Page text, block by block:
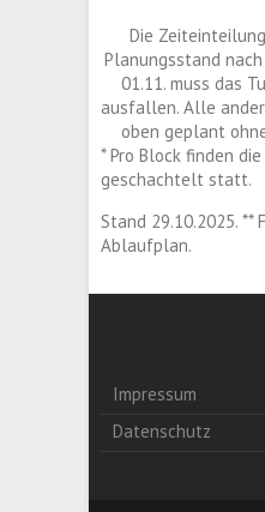
Die
Planungsstand
01.11. muss das
ausfallen. Alle
oben geplant
* Pro Block finden
geschachtelt statt.
Stand 29.10.2025. **
Ablaufplan.
Impressum
Datenschutz